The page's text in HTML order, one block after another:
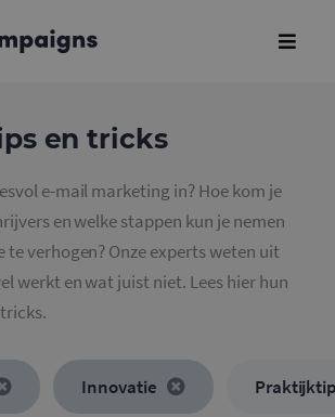
en tricks
e-mail marketing in? Hoe kom je
en welke stappen kun je nemen
te verhogen? Onze experts weten uit
werkt en wat juist niet. Lees hier hun
Innovatie